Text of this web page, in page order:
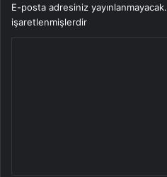
E-posta adresiniz yayınlanmayacak.
işaretlenmişlerdir